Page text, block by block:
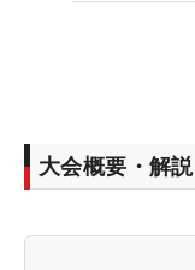
大会概要・解説